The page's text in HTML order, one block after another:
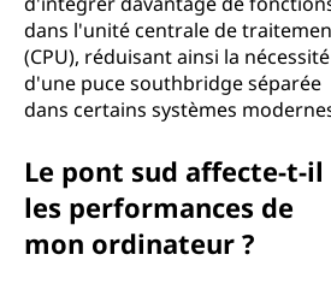
dans l'unité centrale de
(CPU), réduisant ainsi la nécessité
d'une puce southbridge séparée
dans certains systèmes
Le pont sud affecte-t-il
les performances de
mon ordinateur ?